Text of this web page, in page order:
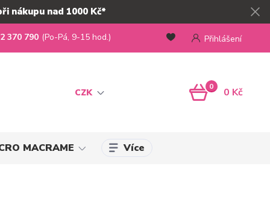
nákupu nad 1000 Kč*
CZK
Přihlášení
370 790 (Po-Pá, 9-15 hod.)
0 0 Kč
MACRAME Více